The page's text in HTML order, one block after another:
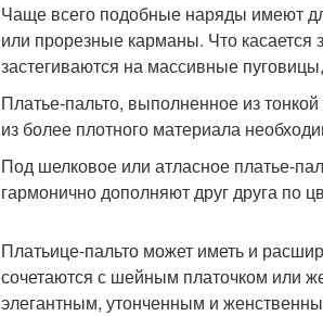
Чаще всего подобные наряды имеют
или прорезные карманы. Что касается
застегиваются на массивные
Платье-пальто, выполненное из
из более плотного материала
Под шелковое или атласное платье-
гармонично дополняют друг друга по
Платьице-пальто может иметь и
сочетаются с шейным платочком или
элегантным, утонченным и